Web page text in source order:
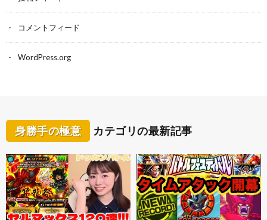
コメントフィード
WordPress.org
身勝手の極意 カテゴリの最新記事